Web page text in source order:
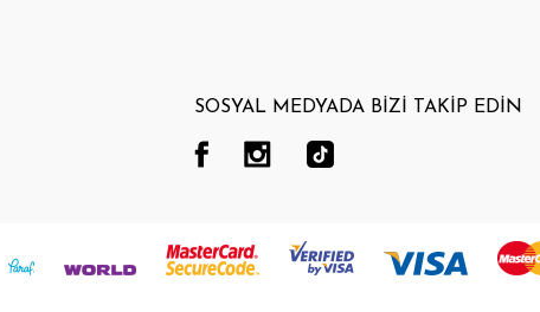
SOSYAL MEDYADA BİZİ TAKİP EDİN